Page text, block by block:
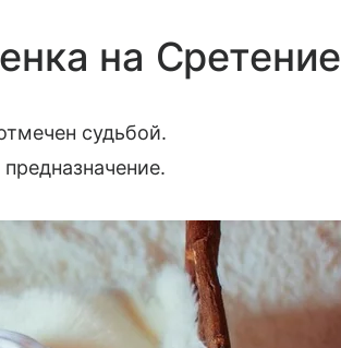
на Сретение
судьбой.